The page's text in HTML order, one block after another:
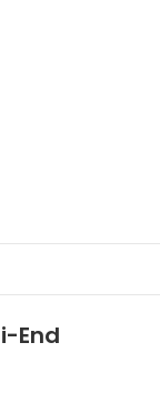
End